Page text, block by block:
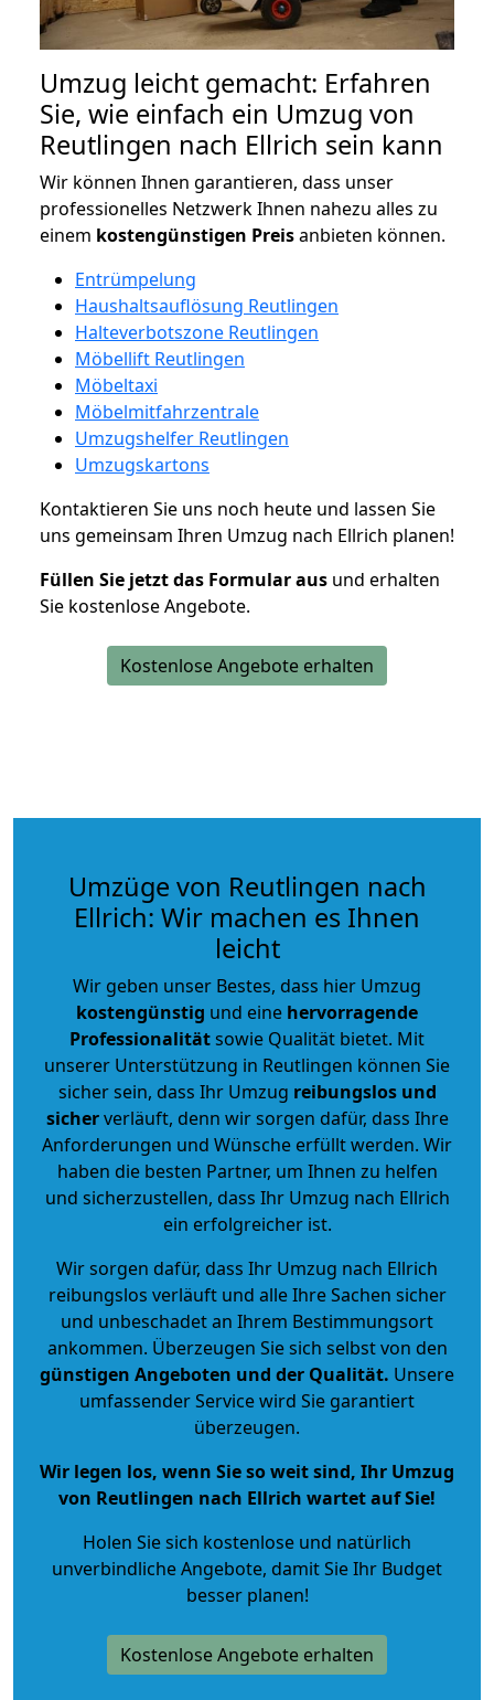
Umzug leicht gemacht: Erfahren
Sie, wie einfach ein Umzug von
Reutlingen nach Ellrich sein kann
Wir können Ihnen garantieren, dass unser
professionelles Netzwerk Ihnen nahezu alles zu
einem kostengünstigen Preisanbieten können.
Entrümpelung
Haushaltsauflösung Reutlingen
Halteverbotszone Reutlingen
Möbellift Reutlingen
Möbeltaxi
Möbelmitfahrzentrale
Umzugshelfer Reutlingen
Umzugskartons
Kontaktieren Sie uns noch heute und lassen Sie
uns gemeinsam Ihren Umzug nach Ellrich planen!
Füllen Sie jetzt das Formular aus und erhalten
Sie kostenlose Angebote.
Kostenlose Angebote erhalten
Umzüge von Reutlingen nach
Ellrich: Wir machen es Ihnen
leicht
Wir geben unser Bestes, dass hier Umzug
kostengünstig und eine hervorragende
Professionalitätsowie Qualität bietet. Mit
unserer Unterstützung in Reutlingen können Sie
sicher sein, dass Ihr Umzug reibungslos und
sicherverläuft, denn wir sorgen dafür, dass Ihre
Anforderungen und Wünsche erfüllt werden. Wir
haben die besten Partner, um Ihnen zu helfen
und sicherzustellen, dass Ihr Umzug nach Ellrich
ein erfolgreicher ist.
Wir sorgen dafür, dass Ihr Umzug nach Ellrich
reibungslos verläuft und alle Ihre Sachen sicher
und unbeschadet an Ihrem Bestimmungsort
ankommen. Überzeugen Sie sich selbst von den
günstigen Angeboten und der Qualität. Unsere
umfassender Service wird Sie garantiert
überzeugen.
Wir legen los, wenn Sie so weit sind, Ihr Umzug
von Reutlingen nach Ellrich wartet auf Sie!
Holen Sie sich kostenlose und natürlich
unverbindliche Angebote, damit Sie Ihr Budget
besser planen!
Kostenlose Angebote erhalten